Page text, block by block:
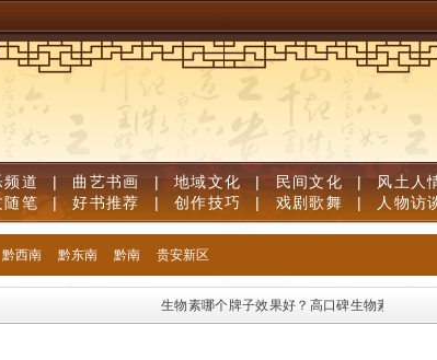
频道 | 曲艺书画 | 地域文化 | 民间文化 | 风土人
随笔 | 好书推荐 | 创作技巧 | 戏剧歌舞 | 人物访
黔西南 黔东南 黔南 贵安新区
生物素哪个牌子效果好？高口碑生物素品牌优质